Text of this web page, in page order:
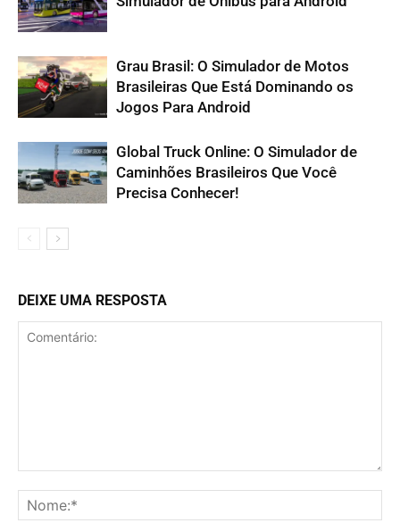
Grau Brasil: O Simulador de Motos
Brasileiras Que Está Dominando os
Jogos Para Android
Global Truck Online: O Simulador de
Caminhões Brasileiros Que Você
Precisa Conhecer!
DEIXE UMA RESPOSTA